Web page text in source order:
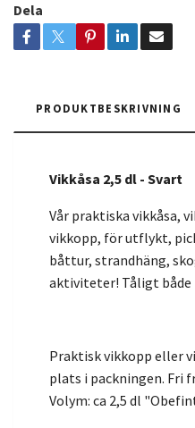
Dela
PRODUKTBESKRIVNING
Vikkåsa 2,5 dl - Svart
Vår praktiska vikkåsa,
vikkopp, för utflykt,
båttur, strandhäng,
aktiviteter! Tåligt både
Praktisk vikkopp eller
plats i packningen. Fri
Volym: ca 2,5 dl